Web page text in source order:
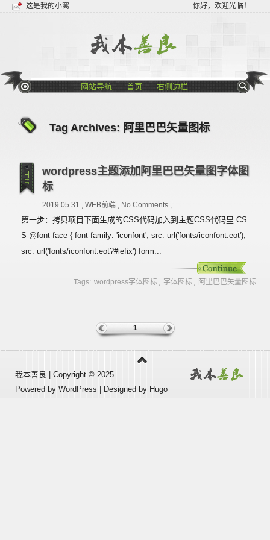
这是我的小窝 你好，欢迎光临！
网站导航 首页 右侧边栏
Tag Archives: 阿里巴巴矢量图标
wordpress主题添加阿里巴巴矢量图字体图
标
2019.05.31 , WEB前端 , No Comments ,
第一步：拷贝项目下面生成的CSS代码加入到主题CSS代码里 CS
S @font-face { font-family: 'iconfont'; src: url('fonts/iconfont.eot');
src: url('fonts/iconfont.eot?#iefix') form...
Tags: wordpress字体图标 , 字体图标 , 阿里巴巴矢量图标
1
我本善良 | Copyright © 2025
Powered by WordPress | Designed by Hugo